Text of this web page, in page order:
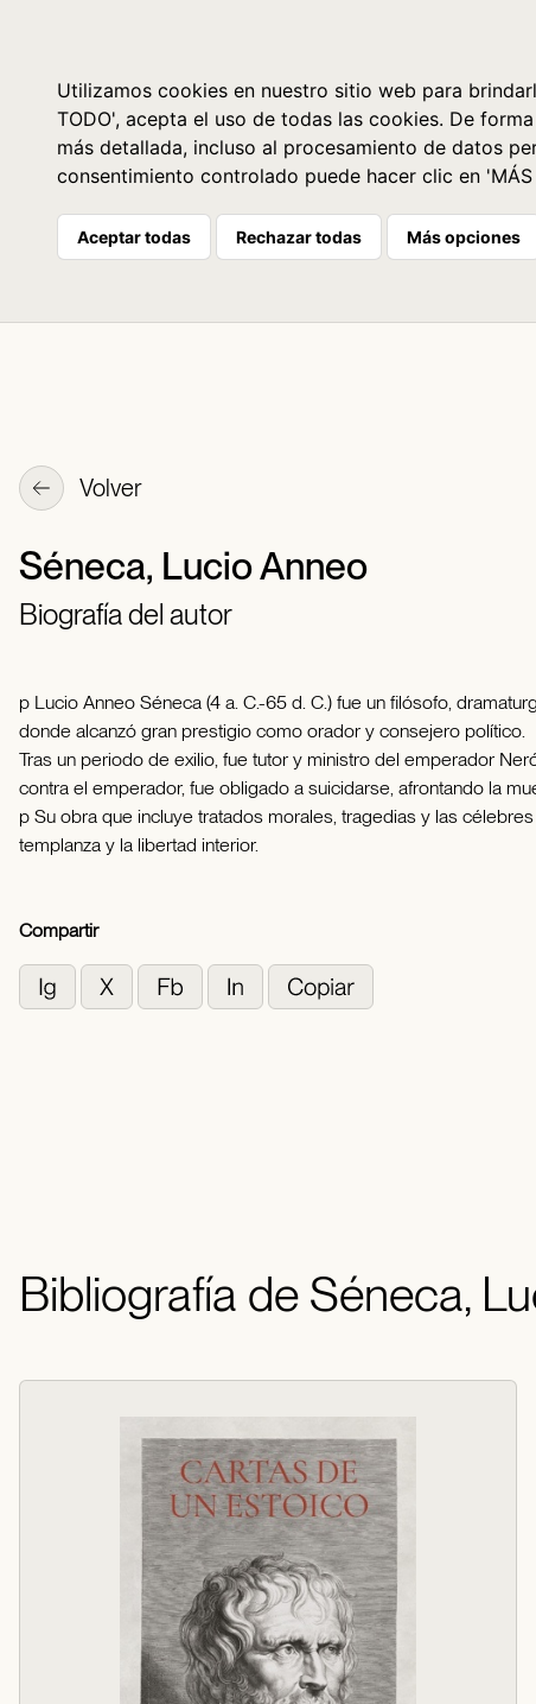
Utilizamos cookies en nuestro sitio web para
TODO', acepta el uso de todas las cookies. De
más detallada, incluso al procesamiento de datos
consentimiento controlado puede hacer clic en 'MÁS
Aceptar todas Rechazar todas Más opciones
Volver
Séneca, Lucio Anneo
Biografía del autor
p Lucio Anneo Séneca (4 a. C.-65 d. C.) fue un filósofo,
donde alcanzó gran prestigio como orador y consejero político.
Tras un periodo de exilio, fue tutor y ministro del emperador
contra el emperador, fue obligado a suicidarse, afrontando la
p Su obra que incluye tratados morales, tragedias y las
templanza y la libertad interior.
Compartir
Bibliografía de Séneca,